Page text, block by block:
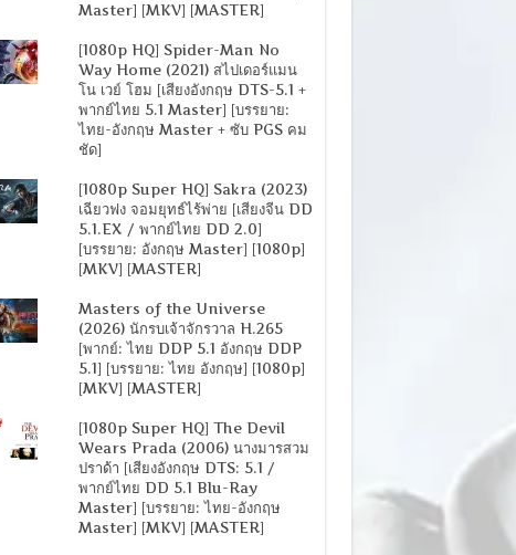
Master] [MKV] [MASTER]
[1080p HQ] Spider-Man No
Way Home (2021) สไปเดอร์แมน
โน เวย์ โฮม [เสียงอังกฤษ DTS-5.1 +
พากย์ไทย 5.1 Master] [บรรยาย:
ไทย-อังกฤษ Master + ซับ PGS คม
ชัด]
[1080p Super HQ] Sakra (2023)
เฉียวฟง จอมยุทธ์ไร้พ่าย [เสียงจีน DD
5.1.EX / พากย์ไทย DD 2.0]
[บรรยาย: อังกฤษ Master] [1080p]
[MKV] [MASTER]
Masters of the Universe
(2026) นักรบเจ้าจักรวาล H.265
[พากย์: ไทย DDP 5.1 อังกฤษ DDP
5.1] [บรรยาย: ไทย อังกฤษ] [1080p]
[MKV] [MASTER]
[1080p Super HQ] The Devil
Wears Prada (2006) นางมารสวม
ปราด้า [เสียงอังกฤษ DTS: 5.1 /
พากย์ไทย DD 5.1 Blu-Ray
Master] [บรรยาย: ไทย-อังกฤษ
Master] [MKV] [MASTER]